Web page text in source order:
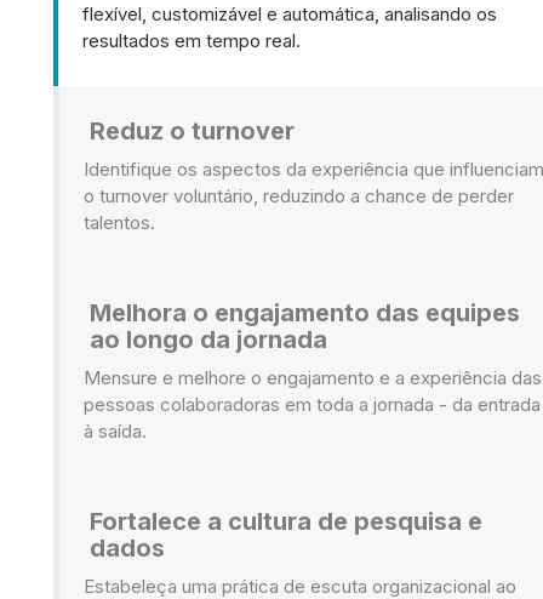
flexível, customizável e automática, analisando os
resultados em tempo real.
Reduz o turnover
Identifique os aspectos da experiência que influenciam
o turnover voluntário, reduzindo a chance de perder
talentos.
Melhora o engajamento das equipes
ao longo da jornada
Mensure e melhore o engajamento e a experiência das
pessoas colaboradoras em toda a jornada - da entrada
à saída.
Fortalece a cultura de pesquisa e
dados
Estabeleça uma prática de escuta organizacional ao